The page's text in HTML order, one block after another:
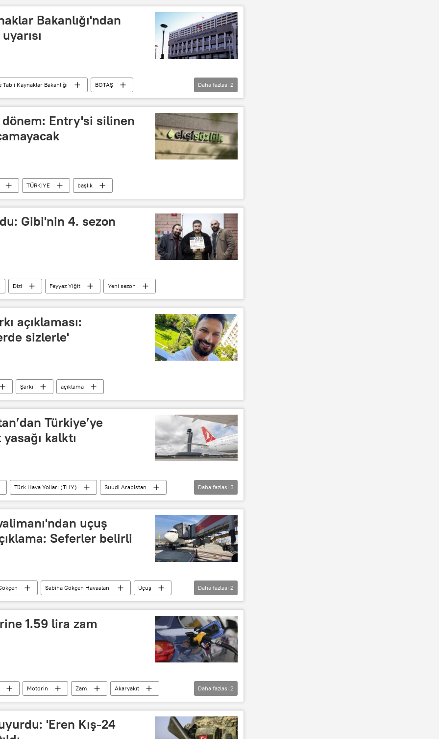
Bakanlığı'ndan
Tabii Kaynaklar Bakanlığı
BOTAŞ
Dolandırıcılık
Daha fazlası 2
Entry'si silinen
TÜRKİYE başlık
Gibi'nin 4. sezon
Dizi Feyyaz Yiğit Yeni sezon
açıklaması:
sizlerle'
Şarkı açıklama
Türkiye’ye
kalktı
Türk Hava Yolları (THY)
Suudi Arabistan
Seyahat yasağı
Daha fazlası 3
uçuş
Seferler belirli
Sabiha Gökçen Havaalanı
Uçuş
Endüstrileri A.Ş. (HEAŞ)
Daha fazlası 2
1.59 lira zam
Motorin Zam
Akaryakıt
Sendikası (EPGİS)
Petrol
Daha fazlası 2
'Eren Kış-24